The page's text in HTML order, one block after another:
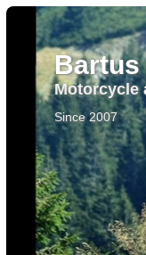
Bartus
Motorcycle
Since 2007